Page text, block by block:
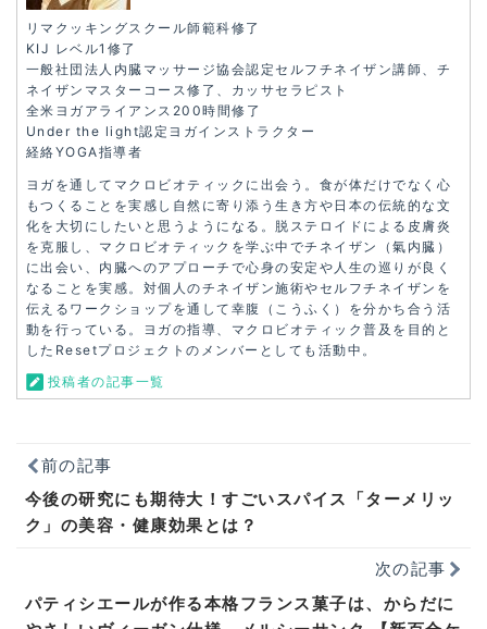
リマクッキングスクール師範科修了
KIJ レベル1修了
一般社団法人内臓マッサージ協会認定セルフチネイザン講師、チ
ネイザンマスターコース修了、カッサセラピスト
全米ヨガアライアンス200時間修了
Under the light認定ヨガインストラクター
経絡YOGA指導者
ヨガを通してマクロビオティックに出会う。食が体だけでなく心
もつくることを実感し自然に寄り添う生き方や日本の伝統的な文
化を大切にしたいと思うようになる。脱ステロイドによる皮膚炎
を克服し、マクロビオティックを学ぶ中でチネイザン（氣内臓）
に出会い、内臓へのアプローチで心身の安定や人生の巡りが良く
なることを実感。対個人のチネイザン施術やセルフチネイザンを
伝えるワークショップを通して幸腹（こうふく）を分かち合う活
動を行っている。ヨガの指導、マクロビオティック普及を目的と
したResetプロジェクトのメンバーとしても活動中。
投稿者の記事一覧
前の記事
今後の研究にも期待大！すごいスパイス「ターメリッ
ク」の美容・健康効果とは？
次の記事
パティシエールが作る本格フランス菓子は、からだに